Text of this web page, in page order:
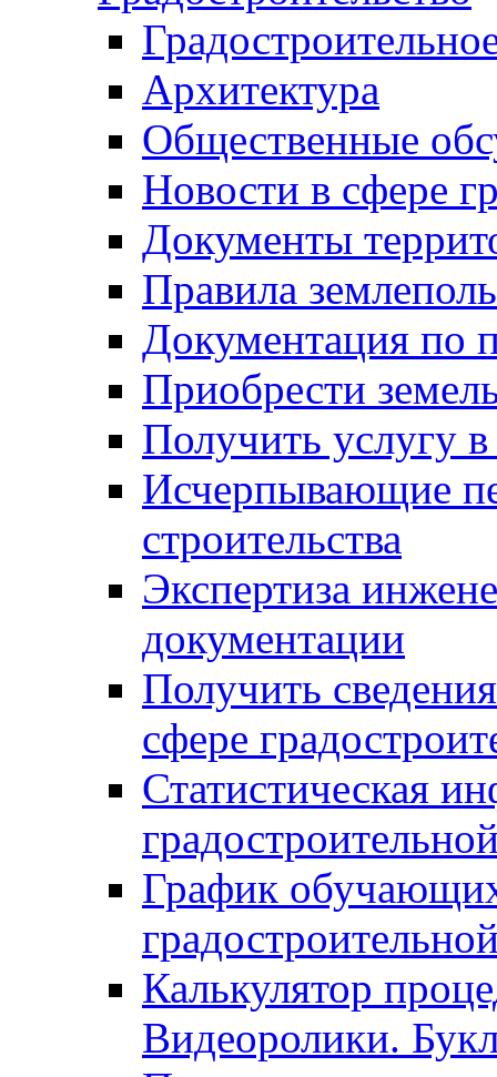
Архитектура
Общественные
Новости в сфере
Документы
Правила
Документация по
Приобрести
Получить услугу в
Исчерпывающие
строительства
Экспертиза
документации
Получить
сфере
Статистическая
График
Калькулятор
Видеоролики.